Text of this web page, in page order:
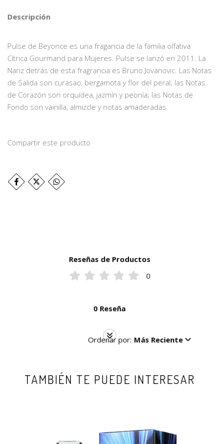
Descripción
Pulse de Beyonce es una fragancia de la familia olfativa
Cítrica Gourmand para Mujeres. Pulse se lanzó en 2011. La
Nariz detrás de esta fragrancia es Bruno Jovanovic. Las Notas
de Salida son curasao, bergamota y flor del peral; las Notas
de Corazón son orquídea, jazmín y peonía; las Notas de
Fondo son vainilla, almizcle y notas amaderadas.
Compartir este producto
Reseñas de Productos
0
0 Reseña
Ordenar por: Más Reciente
TAMBIÉN TE PUEDE INTERESAR